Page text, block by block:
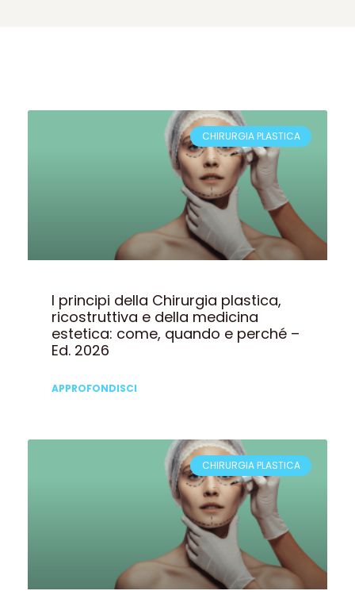
CHIRURGIA PLASTICA
I principi della Chirurgia plastica,
ricostruttiva e della medicina
estetica: come, quando e perché –
Ed. 2026
APPROFONDISCI
CHIRURGIA PLASTICA